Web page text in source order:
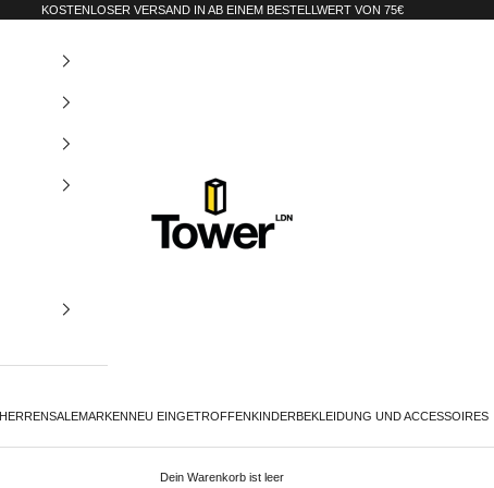
KOSTENLOSER VERSAND IN AB EINEM BESTELLWERT VON 75€
Tower-London.De
HERRENSALEMARKEN NEU EINGETROFFEN KINDER BEKLEIDUNG UND ACCESSOIRES
Dein Warenkorb ist leer